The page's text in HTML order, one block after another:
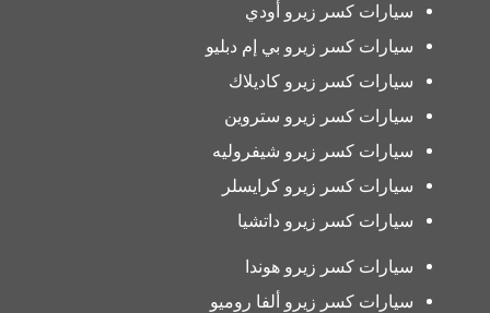
سيارات كسر زيرو أودي
سيارات كسر زيرو بي إم دبليو
سيارات كسر زيرو كاديلاك
سيارات كسر زيرو ستروين
سيارات كسر زيرو شيفروليه
سيارات كسر زيرو كرايسلر
سيارات كسر زيرو داتشيا
سيارات كسر زيرو هوندا
سيارات كسر زيرو ألفا روميو